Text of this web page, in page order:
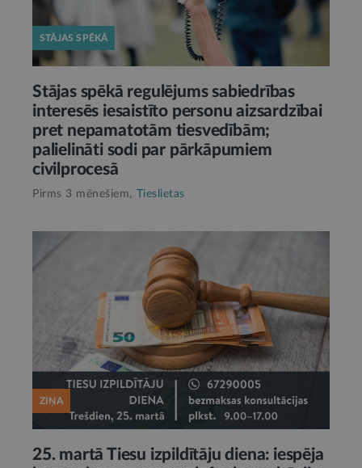
STĀJAS SPĒKĀ
Stājas spēkā regulējums sabiedrības
interesēs iesaistīto personu aizsardzībai
pret nepamatotām tiesvedībām;
palielināti sodi par pārkāpumiem
civilprocesā
Pirms 3 mēnešiem, Tieslietas
ZIŅA
25. martā Tiesu izpildītāju diena: iespēja